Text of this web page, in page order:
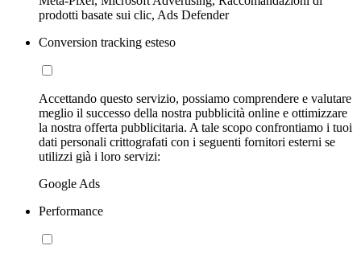
prodotti basate sui clic, Ads Defender
Conversion tracking esteso
Accettando questo servizio, possiamo comprendere e valutare
meglio il successo della nostra pubblicità online e ottimizzare
la nostra offerta pubblicitaria. A tale scopo confrontiamo i tuoi
dati personali crittografati con i seguenti fornitori esterni se
utilizzi già i loro servizi:
Google Ads
Performance